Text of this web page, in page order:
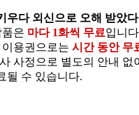
우다 외신으로 오해 받았다
은 마다 1화씩 무료입니
용권으로는 시간 동안 무
사정으로 별도의 안내 없
될 수 있습니다.